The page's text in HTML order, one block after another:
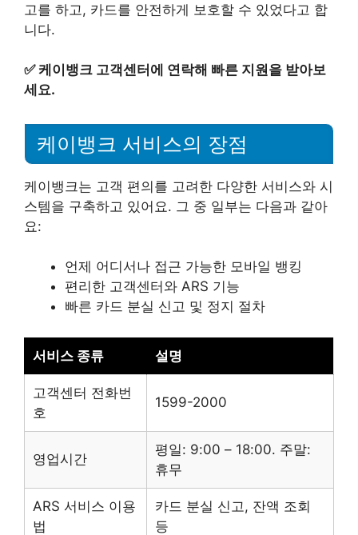
고를 하고, 카드를 안전하게 보호할 수 있었다고 합
니다.
✅케이뱅크 고객센터에 연락해 빠른 지원을 받아보
세요.
케이뱅크 서비스의 장점
케이뱅크는 고객 편의를 고려한 다양한 서비스와 시
스템을 구축하고 있어요. 그 중 일부는 다음과 같아
요:
언제 어디서나 접근 가능한 모바일 뱅킹
편리한 고객센터와 ARS 기능
빠른 카드 분실 신고 및 정지 절차
서비스 종류 설명
고객센터 전화번
호
1599-2000
영업시간
평일: 9:00 – 18:00. 주말:
휴무
ARS 서비스 이용
법
카드 분실 신고, 잔액 조회
등